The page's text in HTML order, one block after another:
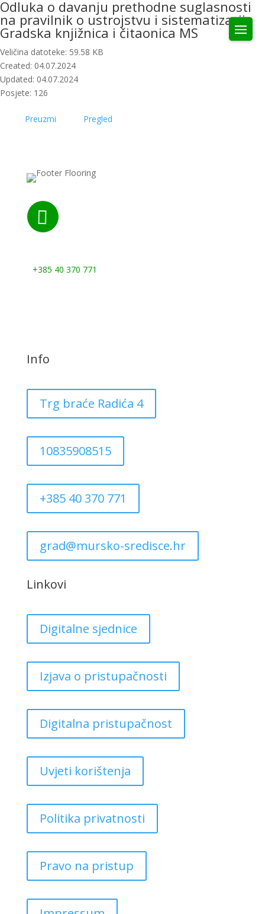
Odluka o davanju prethodne suglasnosti
na pravilnik o ustrojstvu i sistematizacij
Gradska knjižnica i čitaonica MS
Veličina datoteke: 59.58 KB
Created: 04.07.2024
Updated: 04.07.2024
Posjete: 126
Preuzmi Pregled

+385 40 370 771
Info
Trg braće Radića 4
10835908515
+385 40 370 771
grad@mursko-sredisce.hr
Linkovi
Digitalne sjednice
Izjava o pristupačnosti
Digitalna pristupačnost
Uvjeti korištenja
Politika privatnosti
Pravo na pristup